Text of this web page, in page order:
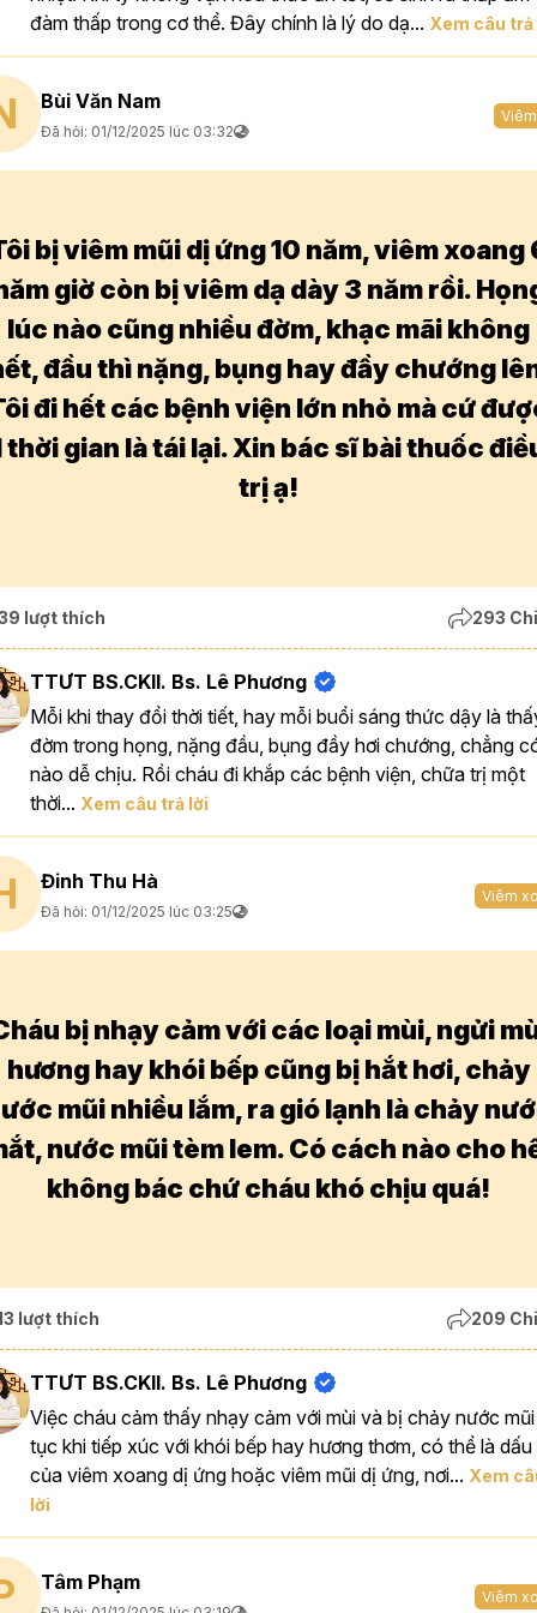
đàm thấp trong cơ thể. Đây chính là lý do dạ... Xem câu trả
Bùi Văn Nam
Đã hỏi: 01/12/2025 lúc 03:32
bị viêm mũi dị ứng 10 năm, viêm xoang
giờ còn bị viêm dạ dày 3 năm rồi.
lúc nào cũng nhiều đờm, khạc mãi không
đầu thì nặng, bụng hay đầy chướng
đi hết các bệnh viện lớn nhỏ mà cứ
thời gian là tái lại. Xin bác sĩ bài thuốc
trị ạ!
lượt thích 293
TTƯT BS.CKII. Bs. Lê Phương
Mỗi khi thay đổi thời tiết, hay mỗi buổi sáng thức dậy là
đờm trong họng, nặng đầu, bụng đầy hơi chướng, chẳng
nào dễ chịu. Rồi cháu đi khắp các bệnh viện, chữa trị một
thời... Xem câu trả lời
Đinh Thu Hà
Đã hỏi: 01/12/2025 lúc 03:25
Viêm
bị nhạy cảm với các loại mùi, ngửi
hương hay khói bếp cũng bị hắt hơi, chảy
mũi nhiều lắm, ra gió lạnh là chảy
nước mũi tèm lem. Có cách nào cho
không bác chứ cháu khó chịu quá!
lượt thích 209
TTƯT BS.CKII. Bs. Lê Phương
Việc cháu cảm thấy nhạy cảm với mùi và bị chảy nước
tục khi tiếp xúc với khói bếp hay hương thơm, có thể là dấu
của viêm xoang dị ứng hoặc viêm mũi dị ứng, nơi... Xem
lời
Tâm Phạm
Viêm